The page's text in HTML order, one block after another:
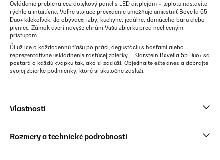
Ovládanie prebieha cez dotykový panel s LED displejom – teplotu nastavíte
rýchlo a intuitívne. Voľne stojace prevedenie umožňuje umiestniť Bovella 55
Duo+ kdekoľvek: do obývacej izby, kuchyne, jedálne, domáceho baru alebo
pivnice. Zámok dverí navyše chráni Vašu zbierku pred nechceným
prístupom.
Či už ide o každodennú fľašu po práci, degustáciu s hosťami alebo
reprezentatívne uskladnenie rastúcej zbierky – Klarstein Bovella 55 Duo+ sa
postará o každú kvapku tak, ako si zaslúži. Objednajte ešte dnes a doprajte
svojej zbierke podmienky, ktoré si skutočne zaslúži.
Vlastnosti
Rozmery a technické podrobnosti